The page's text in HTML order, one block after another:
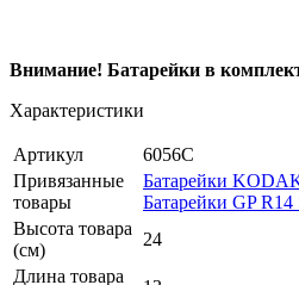
Внимание! Батарейки в
Характеристики
Артикул
6056C
Привязанные
товары
Батарейки
Батарейки GP
Высота товара
(см)
24
Длина товара